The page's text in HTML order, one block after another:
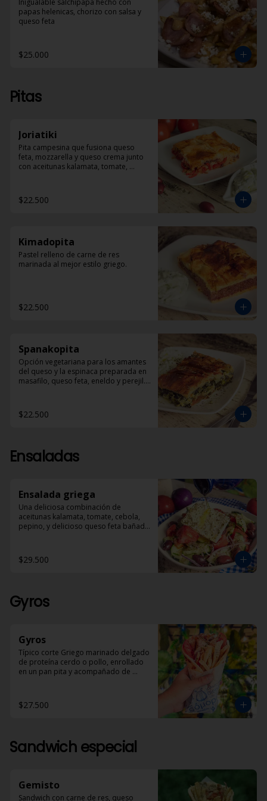
Inigualable salchipapa hecho con
papas helenicas, chorizo con salsa y
queso feta
$25.000
Pitas
Joriatiki
Pita campesina que fusiona queso
feta, mozzarella y queso crema junto
con aceitunas kalamata, tomate,
$22.500
Kimadopita
Pastel relleno de carne de res
marinada al mejor estilo griego.
$22.500
Spanakopita
Opción vegetariana para los amantes
del queso y la espinaca preparada en
masafilo, queso feta, eneldo y perejil.
$22.500
Ensaladas
Ensalada griega
Una deliciosa combinación de
aceitunas kalamata, tomate, cebola,
pepino, y delicioso queso feta bañado
$29.500
Gyros
Gyros
Típico corte Griego marinado delgado
de proteína cerdo o pollo, enrollado
en un pan pita y acompañado de
$27.500
Sandwich especial
Gemisto
Sandwich con carne de res, queso